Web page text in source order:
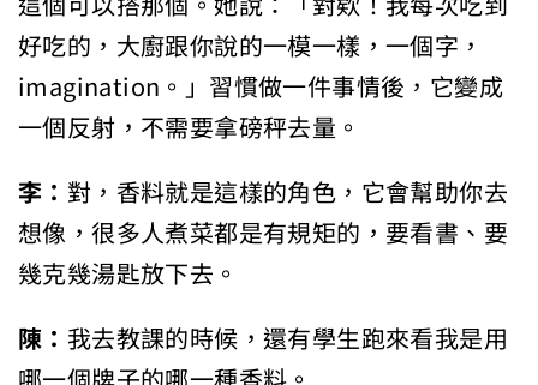
好吃的，大廚跟你說的一模一樣，一個字，
imagination。」習慣做一件事情後，它變成
一個反射，不需要拿磅秤去量。
李：對，香料就是這樣的角色，它會幫助你去
想像，很多人煮菜都是有規矩的，要看書、要
幾克幾湯匙放下去。
陳：我去教課的時候，還有學生跑來看我是用